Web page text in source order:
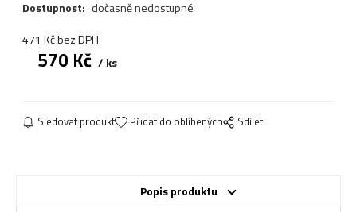
Dostupnost: dočasně nedostupné
471 Kčbez DPH
570 Kč ks
Sledovat produkt Přidat do oblíbených Sdílet
Popis produktu